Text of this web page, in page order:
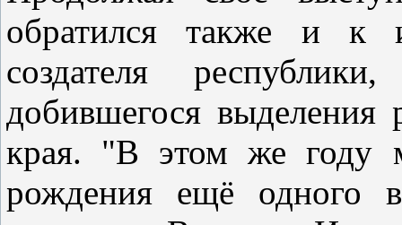
обратился также и к
создателя
добившегося выделения
края. "В этом же году
рождения ещё одного